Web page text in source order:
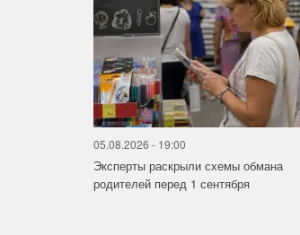
05.08.2026 - 19:00
Эксперты раскрыли схемы обмана
родителей перед 1 сентября